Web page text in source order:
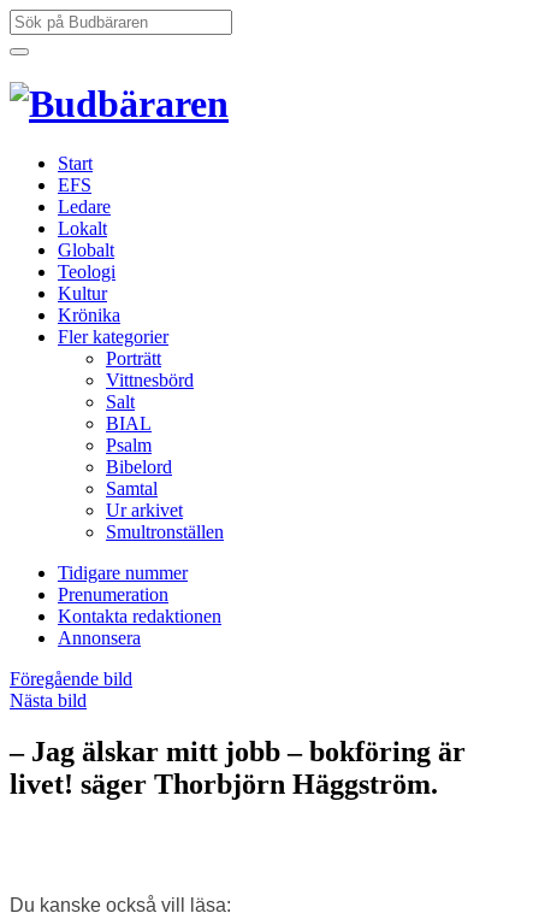
Hoppa
till
innehåll
Sök
efter:
Start
EFS
Ledare
Lokalt
Globalt
Teologi
Kultur
Krönika
Fler kategorier
Porträtt
Vittnesbörd
Salt
BIAL
Psalm
Bibelord
Samtal
Ur arkivet
Smultronställen
Tidigare nummer
Prenumeration
Kontakta redaktionen
Annonsera
Föregående bild
Nästa bild
– Jag älskar mitt jobb – bok­föring är
livet! säger Thorbjörn Häggström.
Du kanske också vill läsa: